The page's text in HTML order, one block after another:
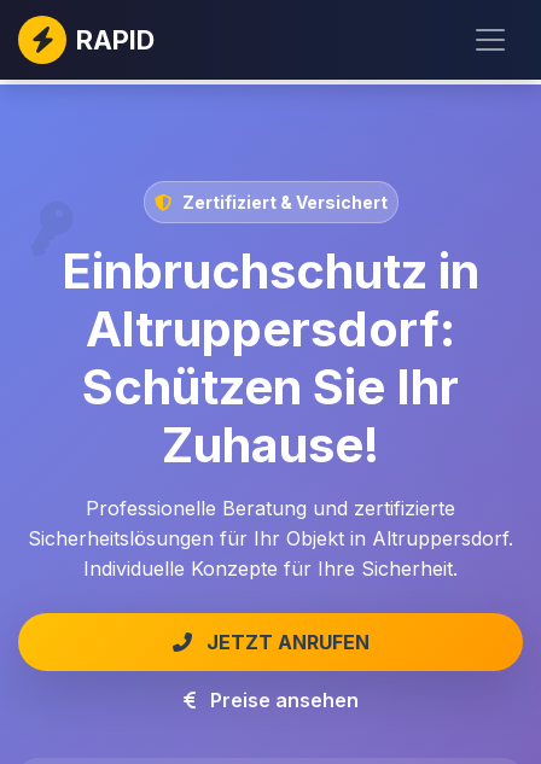
RAPID
Zertifiziert & Versichert
Einbruchschutz in
Altruppersdorf:
Schützen Sie Ihr
Zuhause!
Professionelle Beratung und zertifizierte
Sicherheitslösungen für Ihr Objekt in Altruppersdorf.
Individuelle Konzepte für Ihre Sicherheit.
JETZT ANRUFEN
Preise ansehen